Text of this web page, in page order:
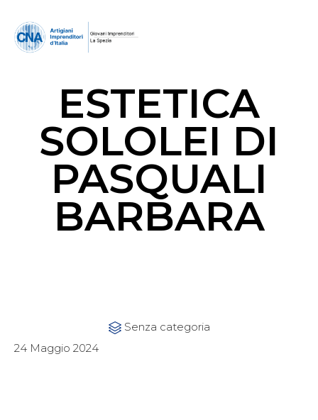
ESTETICA
SOLOLEI DI
PASQUALI
BARBARA
 Category
Senza categoria
24 Maggio 2024